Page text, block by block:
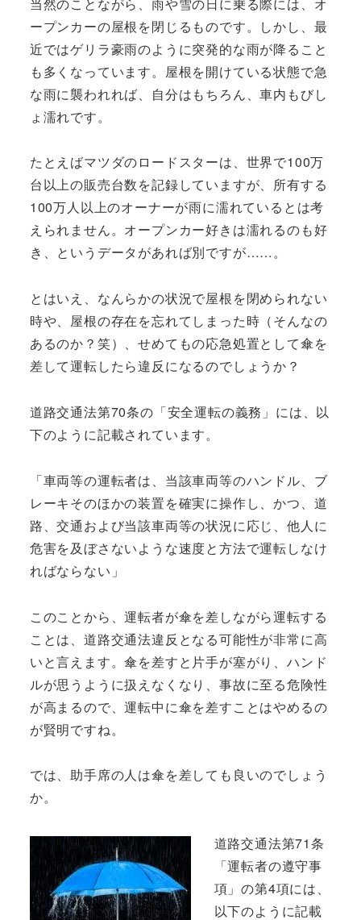
ープンカーの屋根を閉じるものです。しかし、最
近ではゲリラ豪雨のように突発的な雨が降ること
も多くなっています。屋根を開けている状態で急
な雨に襲われれば、自分はもちろん、車内もびし
ょ濡れです。
たとえばマツダのロードスターは、世界で100万
台以上の販売台数を記録していますが、所有する
100万人以上のオーナーが雨に濡れているとは考
えられません。オープンカー好きは濡れるのも好
き、というデータがあれば別ですが……。
とはいえ、なんらかの状況で屋根を閉められない
時や、屋根の存在を忘れてしまった時（そんなの
あるのか？笑）、せめてもの応急処置として傘を
差して運転したら違反になるのでしょうか？
道路交通法第70条の「安全運転の義務」には、以
下のように記載されています。
「車両等の運転者は、当該車両等のハンドル、ブ
レーキそのほかの装置を確実に操作し、かつ、道
路、交通および当該車両等の状況に応じ、他人に
危害を及ぼさないような速度と方法で運転しなけ
ればならない」
このことから、運転者が傘を差しながら運転する
ことは、道路交通法違反となる可能性が非常に高
いと言えます。傘を差すと片手が塞がり、ハンド
ルが思うように扱えなくなり、事故に至る危険性
が高まるので、運転中に傘を差すことはやめるの
が賢明ですね。
では、助手席の人は傘を差しても良いのでしょう
か。
道路交通法第71条
「運転者の遵守事
項」の第4項には、
以下のように記載